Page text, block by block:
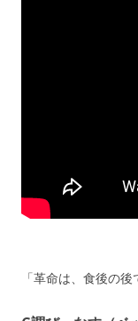
「革命は、食後の